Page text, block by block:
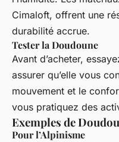
Cimaloft, offrent une
durabilité accrue.
Tester la Doudoune
Avant d’acheter,
assurer qu’elle vous
mouvement et le
vous pratiquez des
Exemples de
Pour l’Alpinisme